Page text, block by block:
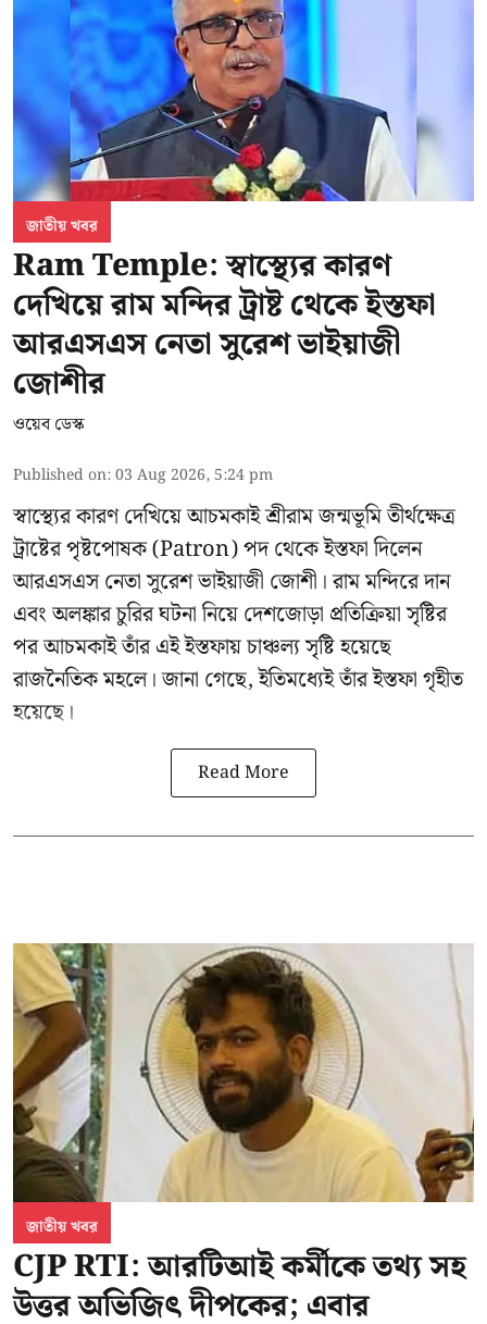
জাতীয় খবর
Ram Temple: স্বাস্থ্যের কারণ
দেখিয়ে রাম মন্দির ট্রাষ্ট থেকে ইস্তফা
আরএসএস নেতা সুরেশ ভাইয়াজী
জোশীর
ওয়েব ডেস্ক
Published on:03 Aug 2026, 5:24 pm
স্বাস্থ্যের কারণ দেখিয়ে আচমকাইশ্রীরাম জন্মভূমি তীর্থক্ষেত্র
ট্রাষ্টেরপৃষ্টপোষক (Patron) পদ থেকে ইস্তফা দিলেন
আরএসএস নেতা সুরেশ ভাইয়াজী জোশী। রাম মন্দিরে দান
এবং অলঙ্কার চুরির ঘটনা নিয়ে দেশজোড়া প্রতিক্রিয়া সৃষ্টির
পর আচমকাই তাঁর এই ইস্তফায় চাঞ্চল্য সৃষ্টি হয়েছে
রাজনৈতিক মহলে। জানা গেছে, ইতিমধ্যেই তাঁর ইস্তফা গৃহীত
হয়েছে।
Read More
জাতীয় খবর
CJP RTI: আরটিআই কর্মীকে তথ্য সহ
উত্তর অভিজিৎ দীপকের; এবার